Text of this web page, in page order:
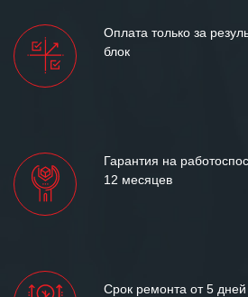
Оплата только за
блок
Гарантия на
12 месяцев
Срок ремонта от 5 дней